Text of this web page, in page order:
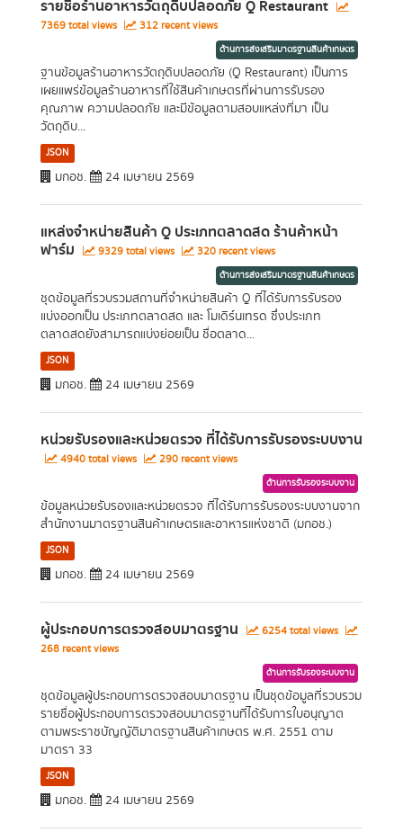
รายชื่อร้านอาหารวัตถุดิบปลอดภัย Q Restaurant
7369 total views 312 recent views
ด้านการส่งเสริมมาตรฐานสินค้าเกษตร
ฐานข้อมูลร้านอาหารวัตถุดิบปลอดภัย (Q Restaurant) เป็นการ
เผยแพร่ข้อมูลร้านอาหารที่ใช้สินค้าเกษตรที่ผ่านการรับรอง
คุณภาพ ความปลอดภัย และมีข้อมูลตามสอบแหล่งที่มา เป็น
วัตถุดิบ...
JSON
มกอช. 24 เมษายน 2569
แหล่งจำหน่ายสินค้า Q ประเภทตลาดสด ร้านค้าหน้า
ฟาร์ม 9329 total views 320 recent views
ด้านการส่งเสริมมาตรฐานสินค้าเกษตร
ชุดข้อมูลที่รวบรวมสถานที่จำหน่ายสินค้า Q ที่ได้รับการรับรอง
แบ่งออกเป็น ประเภทตลาดสด และ โมเดิร์นเทรด ซึ่งประเภท
ตลาดสดยังสามารถแบ่งย่อยเป็น ชื่อตลาด...
JSON
มกอช. 24 เมษายน 2569
หน่วยรับรองและหน่วยตรวจ ที่ได้รับการรับรองระบบงาน
4940 total views 290 recent views
ด้านการรับรองระบบงาน
ข้อมูลหน่วยรับรองและหน่วยตรวจ ที่ได้รับการรับรองระบบงานจาก
สำนักงานมาตรฐานสินค้าเกษตรและอาหารแห่งชาติ (มกอช.)
JSON
มกอช. 24 เมษายน 2569
ผู้ประกอบการตรวจสอบมาตรฐาน
6254 total views
268 recent views
ด้านการรับรองระบบงาน
ชุดข้อมูลผู้ประกอบการตรวจสอบมาตรฐาน เป็นชุดข้อมูลที่รวบรวม
รายชื่อผู้ประกอบการตรวจสอบมาตรฐานที่ได้รับการใบอนุญาต
ตามพระราชบัญญัติมาตรฐานสินค้าเกษตร พ.ศ. 2551 ตาม
มาตรา 33
JSON
มกอช. 24 เมษายน 2569